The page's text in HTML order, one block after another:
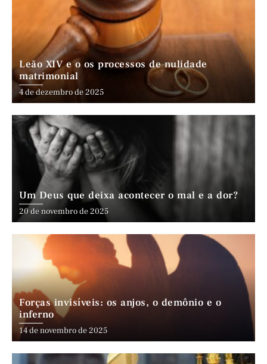
Leão XIV e o os processos de nulidade
matrimonial
4 de dezembro de 2025
Um Deus que deixa acontecer o mal e a dor?
20 de novembro de 2025
Forças invisíveis: os anjos, o demônio e o
inferno
14 de novembro de 2025